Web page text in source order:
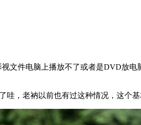
文件电脑上播放不了或者是DVD放
哇，老衲以前也有过这种情况，这个基